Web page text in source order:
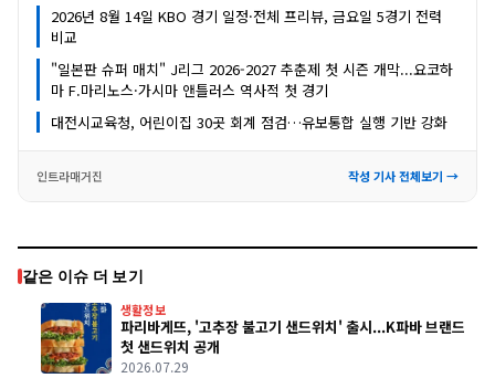
2026년 8월 14일 KBO 경기 일정·전체 프리뷰, 금요일 5경기 전력
비교
"일본판 슈퍼 매치" J리그 2026-2027 추춘제 첫 시즌 개막...요코하
마 F.마리노스·가시마 앤틀러스 역사적 첫 경기
대전시교육청, 어린이집 30곳 회계 점검…유보통합 실행 기반 강화
인트라매거진 작성 기사 전체보기 →
같은 이슈 더 보기
생활정보
파리바게뜨, '고추장 불고기 샌드위치' 출시...K파바 브랜드
첫 샌드위치 공개
2026.07.29